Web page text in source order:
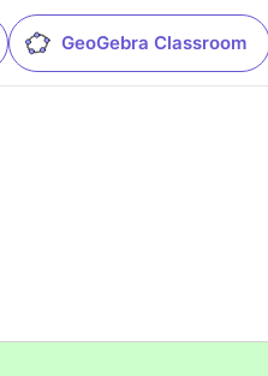
GeoGebra Classroom